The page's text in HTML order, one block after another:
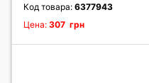
Код товара: 6377943
Цена: 307 грн